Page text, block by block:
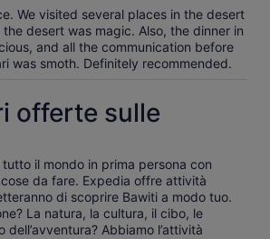
We visited several places in the desert
desert was magic. Also, the dinner in
and all the communication before
was smoth. Definitely recommended.
offerte sulle
il mondo in prima persona con
da fare. Expedia offre attività
di scoprire Bawiti a modo tuo.
La natura, la cultura, il cibo, le
dell’avventura? Abbiamo l’attività